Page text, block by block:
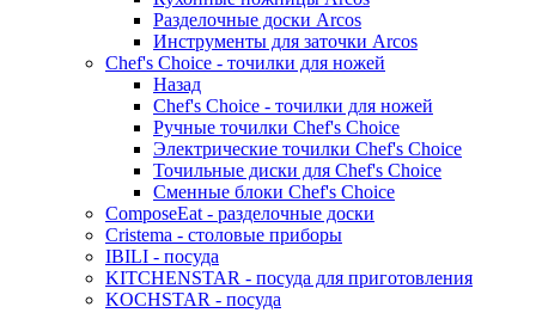
Разделочные доски Arcos
Инструменты для заточки Arcos
Chef's Choice - точилки для ножей
Назад
Chef's Choice - точилки для ножей
Ручные точилки Chef's Choice
Электрические точилки Chef's Choice
Точильные диски для Chef's Choice
Сменные блоки Chef's Choice
ComposeEat - разделочные доски
Cristema - столовые приборы
IBILI - посуда
KITCHENSTAR - посуда для приготовления
KOCHSTAR - посуда